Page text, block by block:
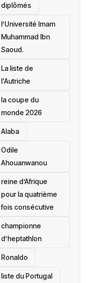
diplômés
l’Université Imam
Muhammad Ibn
Saoud.
‎La liste de
l'Autriche
la coupe du
monde 2026
Alaba
Odile
Ahouanwanou
reine d’Afrique
pour la quatrième
fois consécutive
championne
d’heptathlon
Ronaldo
liste du Portugal